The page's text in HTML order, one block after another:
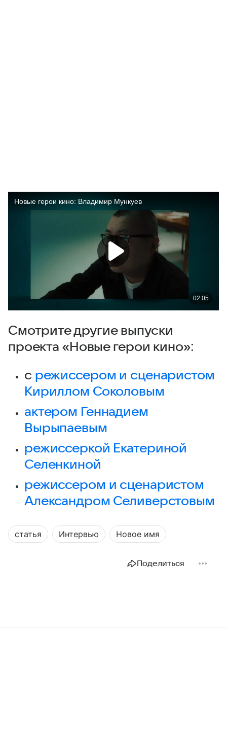
Смотрите другие выпуски
проекта «Новые герои кино»:
c режиссером и сценаристом
Кириллом Соколовым
актером Геннадием
Вырыпаевым
режиссеркой Екатериной
Селенкиной
режиссером и сценаристом
Александром Селиверстовым
статья Интервью Новое имя
Поделиться